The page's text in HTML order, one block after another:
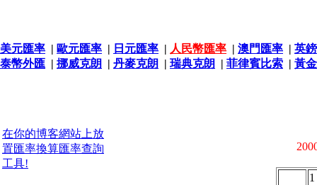
美元匯率 | 歐元匯率 | 日元匯率 | 人民幣匯率 | 澳門匯率 | 英
泰幣外匯 | 挪威克朗 | 丹麥克朗 | 瑞典克朗 | 菲律賓比索 | 黃
在你的博客網站上放
置匯率換算匯率查詢
工具!
1